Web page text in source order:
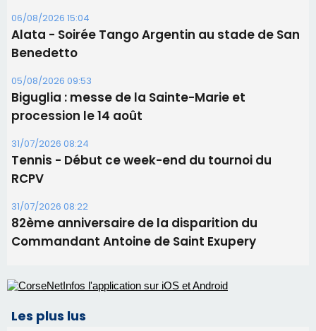
06/08/2026 15:04
Alata - Soirée Tango Argentin au stade de San
Benedetto
05/08/2026 09:53
Biguglia : messe de la Sainte-Marie et
procession le 14 août
31/07/2026 08:24
Tennis - Début ce week-end du tournoi du
RCPV
31/07/2026 08:22
82ème anniversaire de la disparition du
Commandant Antoine de Saint Exupery
Les plus lus